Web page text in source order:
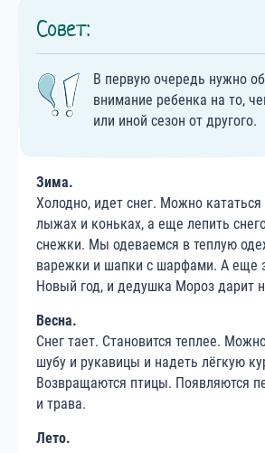
Совет:
В первую очередь нужно
внимание ребенка на то,
или иной сезон от другого.
Зима.
Холодно, идет снег. Можно кататься
лыжах и коньках, а еще лепить
снежки. Мы одеваемся в теплую
варежки и шапки с шарфами. А еще
Новый год, и дедушка Мороз дарит
Весна.
Снег тает. Становится теплее.
шубу и рукавицы и надеть лёгкую
Возвращаются птицы. Появляются
и трава.
Лето.